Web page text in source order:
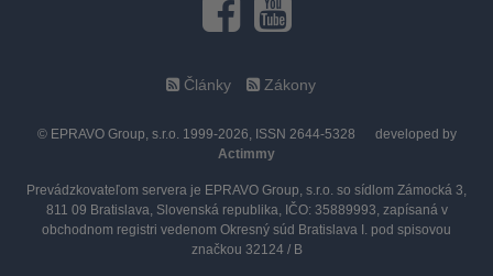
Články Zákony
© EPRAVO Group, s.r.o. 1999-2026, ISSN 2644-5328
developed by
Actimmy
Prevádzkovateľom servera je EPRAVO Group, s.r.o. so sídlom Zámocká 3,
811 09 Bratislava, Slovenská republika, IČO: 35889993, zapísaná v
obchodnom registri vedenom Okresný súd Bratislava I. pod spisovou
značkou 32124 / B